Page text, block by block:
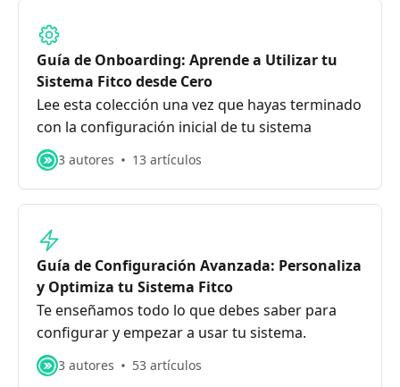
Guía de Onboarding: Aprende a Utilizar tu
Sistema Fitco desde Cero
Lee esta colección una vez que hayas terminado
con la configuración inicial de tu sistema
3 autores 13 artículos
Guía de Configuración Avanzada: Personaliza
y Optimiza tu Sistema Fitco
Te enseñamos todo lo que debes saber para
configurar y empezar a usar tu sistema.
3 autores 53 artículos